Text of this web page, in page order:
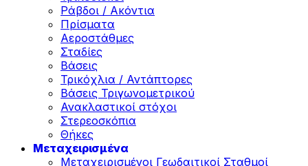
Ράβδοι / Ακόντια
Πρίσματα
Αεροστάθμες
Σταδίες
Βάσεις
Τρικόχλια / Αντάπτορες
Βάσεις Τριγωνομετρικού
Ανακλαστικοί στόχοι
Στερεοσκόπια
Θήκες
Μεταχειρισμένα
Μεταχειρισμένοι Γεωδαιτικοί Σταθμοί